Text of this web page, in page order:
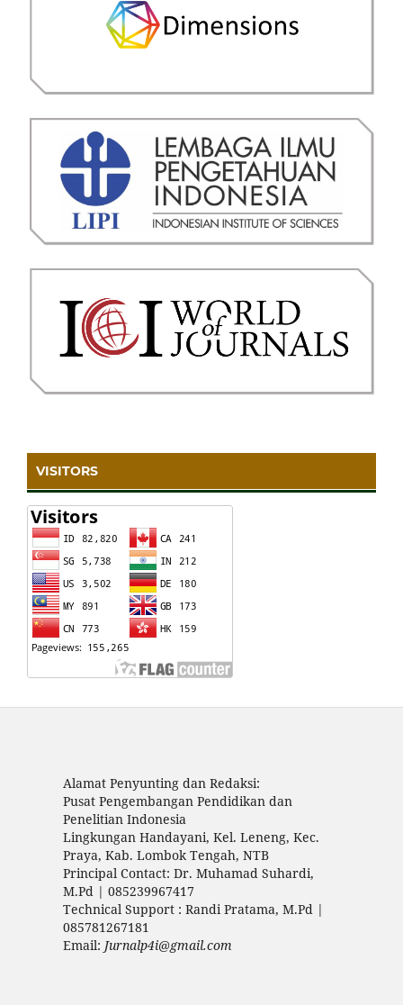
VISITORS
Alamat Penyunting dan Redaksi:
Pusat Pengembangan Pendidikan dan
Penelitian Indonesia
Lingkungan Handayani, Kel. Leneng, Kec.
Praya, Kab. Lombok Tengah, NTB
Principal Contact: Dr. Muhamad Suhardi,
M.Pd | 085239967417
Technical Support : Randi Pratama, M.Pd |
085781267181
Email: Jurnalp4i@gmail.com